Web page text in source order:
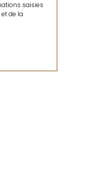
saisies
de la